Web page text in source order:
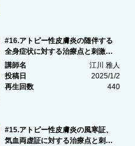
#16.アトピー性皮膚炎の随伴する
全身症状に対する治療点と刺激方
法
講師名
江川 雅人
投稿日
2025/1/2
再生回数
440
#15.アトピー性皮膚炎の風寒証、
気血両虚証に対する治療点と刺激